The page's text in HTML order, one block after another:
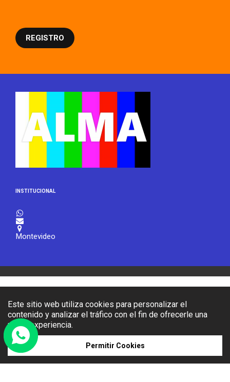
REGISTRO
INSTITUCIONAL



Montevideo
Este sitio web utiliza cookies para personalizar el
contenido y analizar el tráfico con el fin de ofrecerle una
mejor experiencia.
Permitir Cookies